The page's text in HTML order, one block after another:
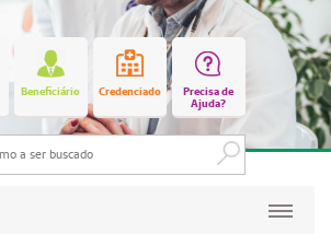
Beneficiário Credenciado
Precisa de
Ajuda?